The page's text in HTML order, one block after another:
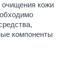
очищения кожи
компоненты